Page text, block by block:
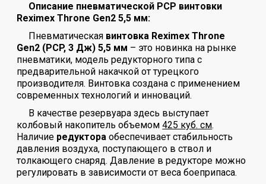
Описание пневматической PCP винтовки
Reximex Throne Gen2 5,5 мм:
Пневматическая винтовка Reximex Throne
Gen2 (PCP, 3 Дж) 5,5 мм – это новинка на рынке
пневматики, модель редукторного типа с
предварительной накачкой от турецкого
производителя. Винтовка создана с применением
современных технологий и инноваций.
В качестве резервуара здесь выступает
колбовый накопитель объемом425 куб. см.
Наличие редуктора обеспечивает стабильность
давления воздуха, поступающего в ствол и
толкающего снаряд. Давление в редукторе можно
регулировать в зависимости от веса боеприпаса.